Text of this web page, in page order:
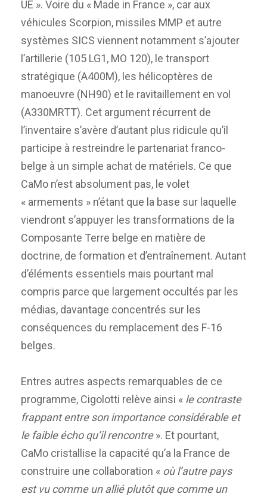
UE ». Voire du « Made in France », car aux
véhicules Scorpion, missiles MMP et autre
systèmes SICS viennent notamment s’ajouter
l’artillerie (105 LG1, MO 120), le transport
stratégique (A400M), les hélicoptères de
manoeuvre (NH90) et le ravitaillement en vol
(A330MRTT). Cet argument récurrent de
l’inventaire s’avère d’autant plus ridicule qu’il
participe à restreindre le partenariat franco-
belge à un simple achat de matériels. Ce que
CaMo n’est absolument pas, le volet
« armements » n’étant que la base sur laquelle
viendront s’appuyer les transformations de la
Composante Terre belge en matière de
doctrine, de formation et d’entraînement. Autant
d’éléments essentiels mais pourtant mal
compris parce que largement occultés par les
médias, davantage concentrés sur les
conséquences du remplacement des F-16
belges.
Entres autres aspects remarquables de ce
programme, Cigolotti relève ainsi « le contraste
frappant entre son importance considérable et
le faible écho qu’il rencontre». Et pourtant,
CaMo cristallise la capacité qu’a la France de
construire une collaboration « où l’autre pays
est vu comme un allié plutôt que comme un